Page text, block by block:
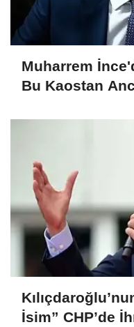
Muharrem
Bu Kaostan
İsim” CHP’de